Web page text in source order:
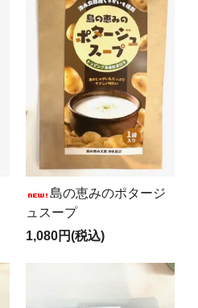
島の恵みのポタージ
ュスープ
1,080円(税込)